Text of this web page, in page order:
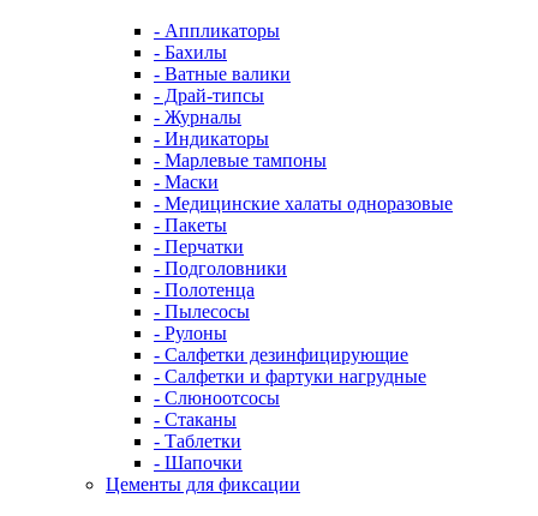
- Аппликаторы
- Бахилы
- Ватные валики
- Драй-типсы
- Журналы
- Индикаторы
- Марлевые тампоны
- Маски
- Медицинские халаты одноразовые
- Пакеты
- Перчатки
- Подголовники
- Полотенца
- Пылесосы
- Рулоны
- Салфетки дезинфицирующие
- Салфетки и фартуки нагрудные
- Слюноотсосы
- Стаканы
- Таблетки
- Шапочки
Цементы для фиксации